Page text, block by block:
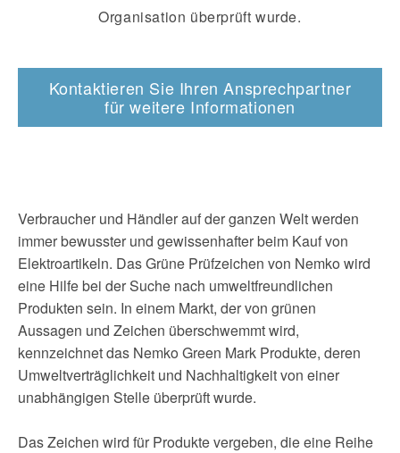
Organisation überprüft wurde.
Kontaktieren Sie Ihren Ansprechpartner
für weitere Informationen
Verbraucher und Händler auf der ganzen Welt werden
immer bewusster und gewissenhafter beim Kauf von
Elektroartikeln. Das Grüne Prüfzeichen von Nemko wird
eine Hilfe bei der Suche nach umweltfreundlichen
Produkten sein. In einem Markt, der von grünen
Aussagen und Zeichen überschwemmt wird,
kennzeichnet das Nemko Green Mark Produkte, deren
Umweltverträglichkeit und Nachhaltigkeit von einer
unabhängigen Stelle überprüft wurde.
Das Zeichen wird für Produkte vergeben, die eine Reihe